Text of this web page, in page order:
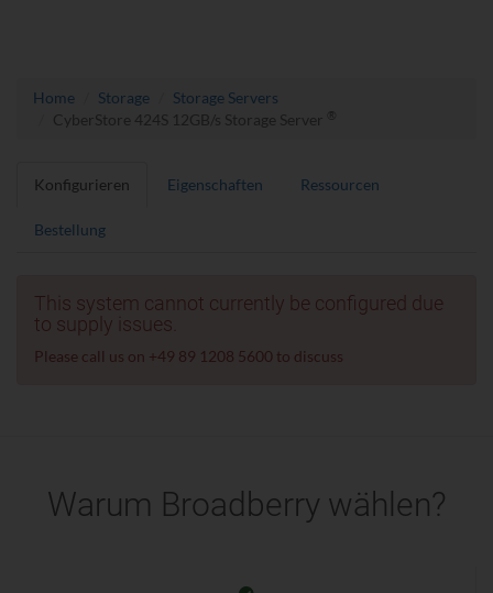
Home Storage
Storage Servers
CyberStore 424S 12GB/s Storage Server
Konfigurieren Eigenschaften Ressourcen
Bestellung
This system cannot currently be configured due
to supply issues.
Please call us on +49 89 1208 5600 to discuss
Warum Broadberry wählen?